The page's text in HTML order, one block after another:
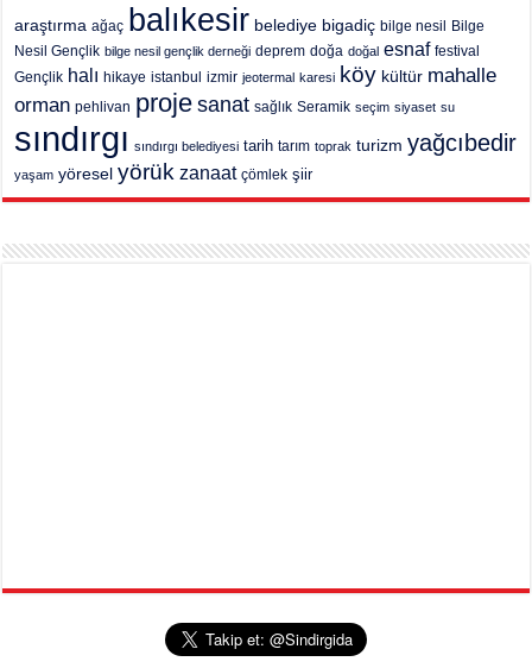
araştırma ağaç balıkesir belediye bigadiç bilge nesil
Bilge
Nesil Gençlik bilge nesil gençlik derneği deprem doğa doğal esnaf festival
Gençlik halı hikaye istanbul izmir jeotermal karesi köy kültür mahalle
orman pehlivan proje sanat sağlık Seramik seçim siyaset su
sındırgı sındırgı belediyesi tarih tarım toprak turizm yağcıbedir
yaşam yöresel yörük zanaat çömlek şiir